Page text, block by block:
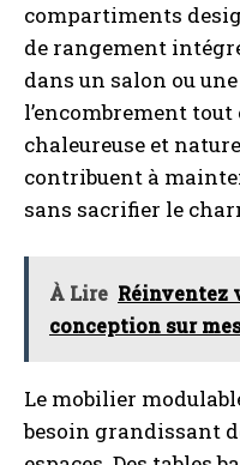
compartiments
de rangement
dans un salon ou
l’encombrement
chaleureuse et
contribuent à
sans sacrifier le
À Lire Réinventez
conception sur
Le mobilier
besoin grandissant